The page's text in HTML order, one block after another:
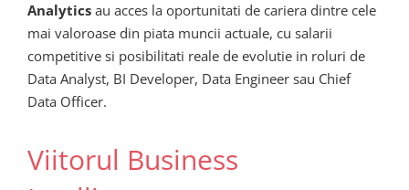
Analytics au acces la oportunitati de cariera dintre cele
mai valoroase din piata muncii actuale, cu salarii
competitive si posibilitati reale de evolutie in roluri de
Data Analyst, BI Developer, Data Engineer sau Chief
Data Officer.
Viitorul Business